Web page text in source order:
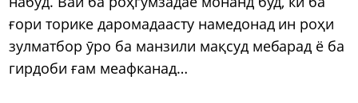
ғори торике даромадаасту намедонад ин роҳи
зулматбор ӯро ба манзили мақсуд мебарад ё ба
гирдоби ғам меафканад…